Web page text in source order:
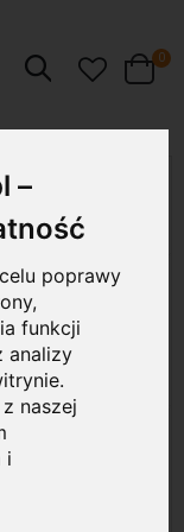
–
poprawy
funkcji
analizy
naszej
i
Szukaj Cart
0